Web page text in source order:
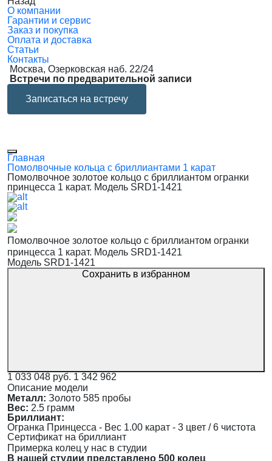
О компании
Гарантии и сервис
Заказ и покупка
Оплата и доставка
Статьи
Контакты
Москва, Озерковская наб. 22/24
Встречи по предварительной записи
Записаться на встречу
Главная
Помолвочные кольца с бриллиантами 1 карат
Помолвочное золотое кольцо с бриллиантом огранки
принцесса 1 карат. Модель SRD1-1421
Помолвочное золотое кольцо с бриллиантом огранки
принцесса 1 карат. Модель SRD1-1421
Модель SRD1-1421
Сохранить в избранном
1 033 048 руб. 1 342 962
Описание модели
Металл: Золото 585 пробы
Вес: 2.5 грамм
Бриллиант:
Огранка Принцесса - Вес 1.00 карат - 3 цвет / 6 чистота
Сертификат на бриллиант
Примерка колец у нас в студии
В нашей студии представлено 500 колец